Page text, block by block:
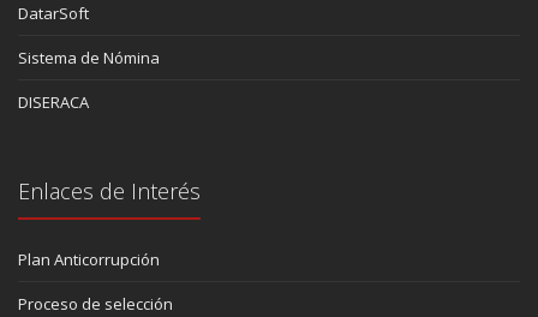
DatarSoft
Sistema de Nómina
DISERACA
Enlaces de Interés
Plan Anticorrupción
Proceso de selección